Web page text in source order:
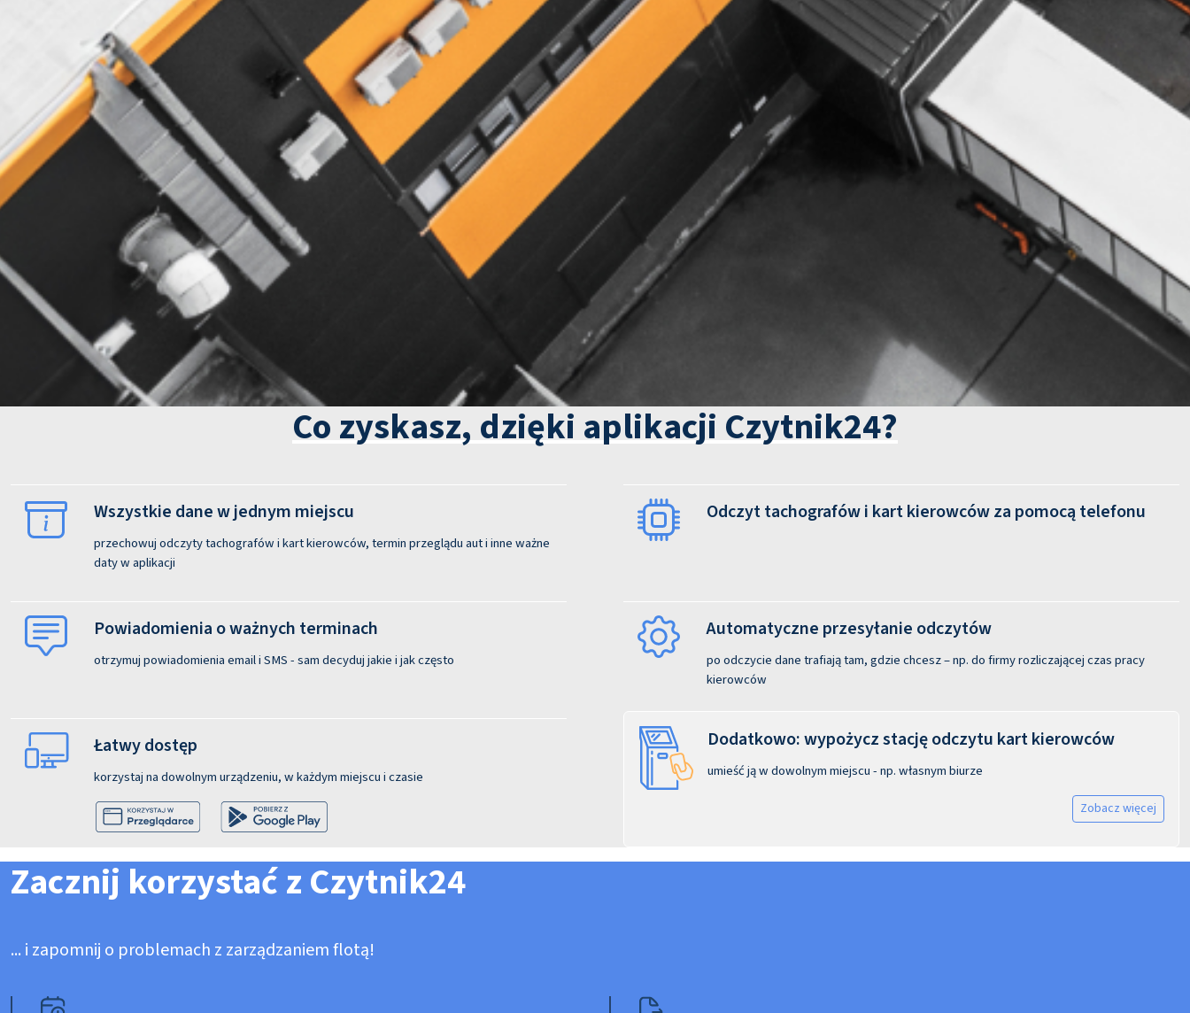
Co zyskasz, dzięki aplikacji Czytnik24?
Wszystkie dane w jednym miejscu
przechowuj odczyty tachografów i kart kierowców, termin przeglądu aut i inne ważne
daty w aplikacji
Odczyt tachografów i kart kierowców za pomocą telefonu
Powiadomienia o ważnych terminach
otrzymuj powiadomienia email i SMS - sam decyduj jakie i jak często
Automatyczne przesyłanie odczytów
po odczycie dane trafiają tam, gdzie chcesz – np. do firmy rozliczającej czas pracy
kierowców
Łatwy dostęp
korzystaj na dowolnym urządzeniu, w każdym miejscu i czasie
Dodatkowo: wypożycz stację odczytu kart kierowców
umieść ją w dowolnym miejscu - np. własnym biurze
Zobacz więcej
Zacznij korzystać z Czytnik24
... i zapomnij o problemach z zarządzaniem flotą!